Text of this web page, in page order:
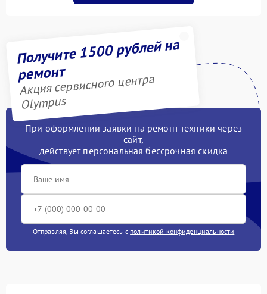
Получите 1500 рублей на
ремонт
Акция сервисного центра
Olympus
При оформлении заявки на ремонт техники через
сайт,
действует персональная бессрочная скидка
Отправляя, Вы соглашаетесь с политикой конфиденциальности